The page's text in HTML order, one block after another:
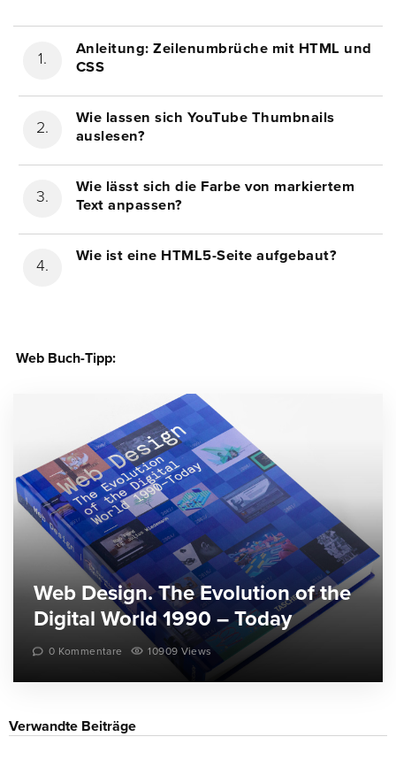
Anleitung: Zeilenumbrüche mit HTML und
CSS
Wie lassen sich YouTube Thumbnails
auslesen?
Wie lässt sich die Farbe von markiertem
Text anpassen?
Wie ist eine HTML5-Seite aufgebaut?
Web Buch-Tipp:
Web Design. The Evolution of the
Digital World 1990 – Today
0 Kommentare 10909 Views
Verwandte Beiträge